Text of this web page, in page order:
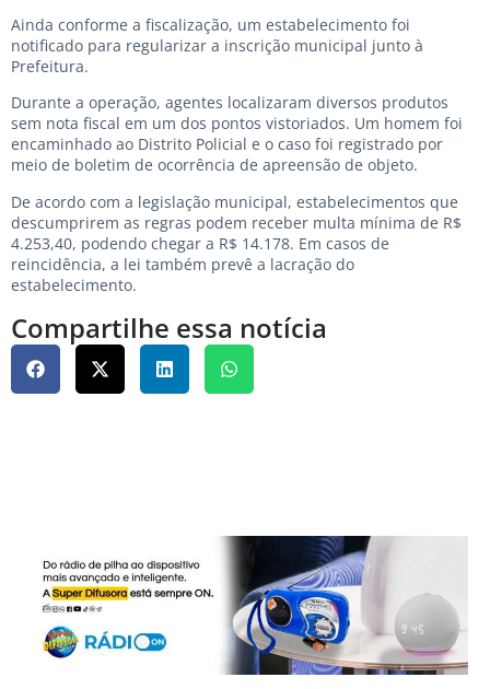
Ainda conforme a fiscalização, um estabelecimento foi
notificado para regularizar a inscrição municipal junto à
Prefeitura.
Durante a operação, agentes localizaram diversos produtos
sem nota fiscal em um dos pontos vistoriados. Um homem foi
encaminhado ao Distrito Policial e o caso foi registrado por
meio de boletim de ocorrência de apreensão de objeto.
De acordo com a legislação municipal, estabelecimentos que
descumprirem as regras podem receber multa mínima de R$
4.253,40, podendo chegar a R$ 14.178. Em casos de
reincidência, a lei também prevê a lacração do
estabelecimento.
Compartilhe essa notícia